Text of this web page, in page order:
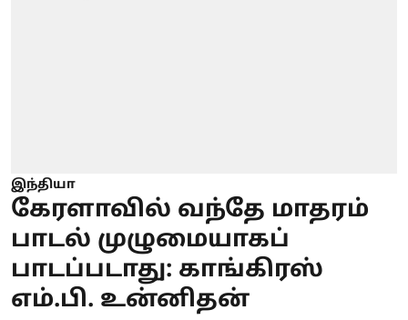
இந்தியா
கேரளாவில் வந்தே மாதரம்
பாடல் முழுமையாகப்
பாடப்படாது: காங்கிரஸ்
எம்.பி. உன்னிதன்